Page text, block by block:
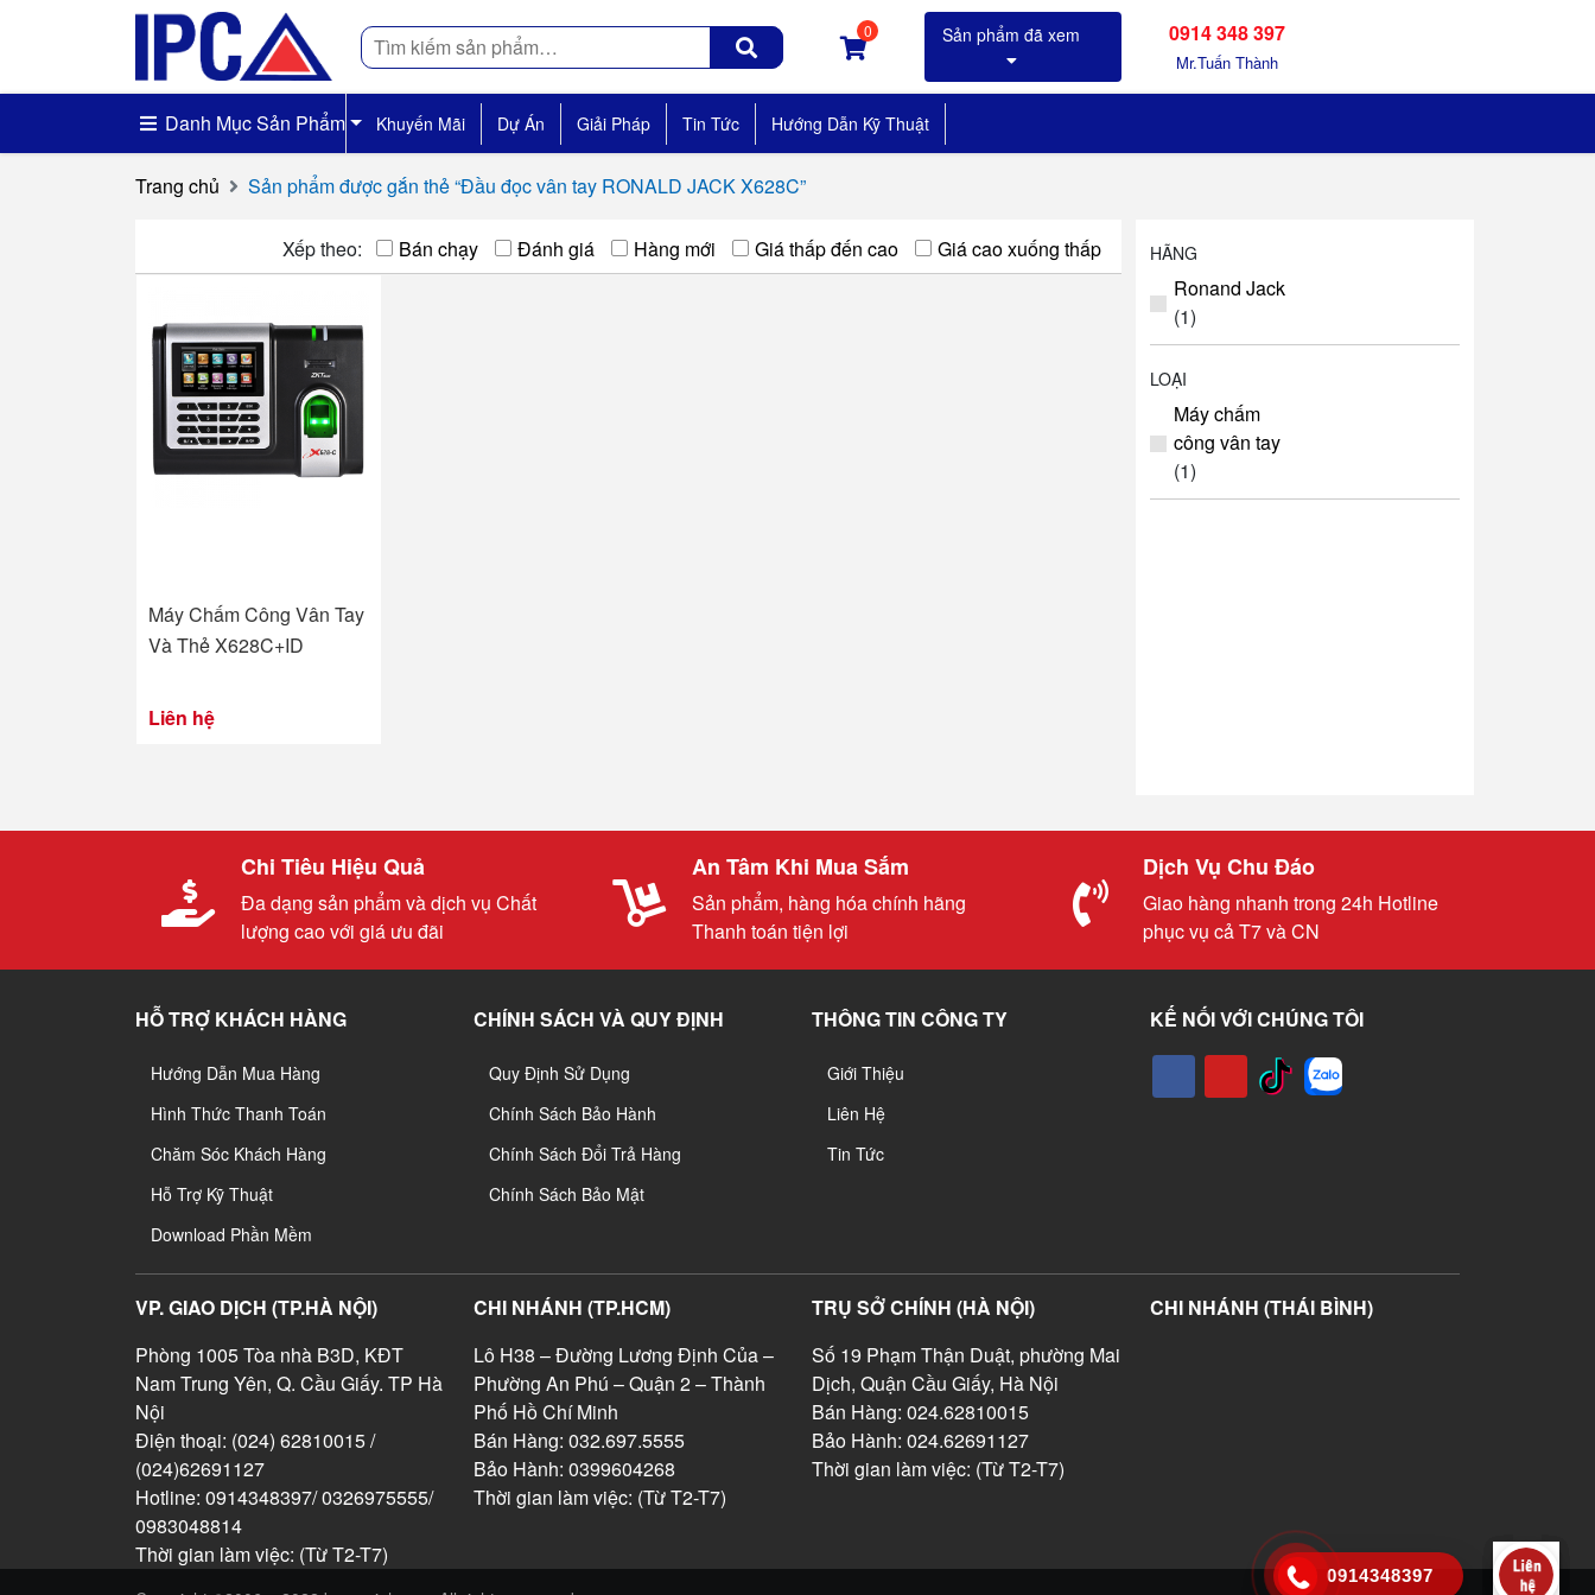
Tìm
kiếm
0 0914 348 397
Mr.Tuấn Thành
Danh Mục Sản Phẩm Khuyến Mãi Dự Án Giải Pháp Tin Tức Hướng Dẫn Kỹ Thuật
Trang chủ Sản phẩm được gắn thẻ “Đầu đọc vân tay RONALD JACK X628C”
Xếp theo: Bán chạy Đánh giá Hàng mới Giá thấp đến cao Giá cao xuống thấp
Máy Chấm Công Vân Tay
Và Thẻ X628C+ID
Liên hệ
HÃNG
Ronand Jack
(1)
LOẠI
Máy chấm
công vân tay
(1)
Chi Tiêu Hiệu Quả
Đa dạng sản phẩm và dịch vụ Chất
lượng cao với giá ưu đãi
An Tâm Khi Mua Sắm
Sản phẩm, hàng hóa chính hãng
Thanh toán tiện lợi
Dịch Vụ Chu Đáo
Giao hàng nhanh trong 24h Hotline
phục vụ cả T7 và CN
HỖ TRỢ KHÁCH HÀNG
Hướng Dẫn Mua Hàng
Hình Thức Thanh Toán
Chăm Sóc Khách Hàng
Hỗ Trợ Kỹ Thuật
Download Phần Mềm
CHÍNH SÁCH VÀ QUY ĐỊNH
Quy Định Sử Dụng
Chính Sách Bảo Hành
Chính Sách Đổi Trả Hàng
Chính Sách Bảo Mật
THÔNG TIN CÔNG TY
Giới Thiệu
Liên Hệ
Tin Tức
KẾ NỐI VỚI CHÚNG TÔI
VP. GIAO DỊCH (TP.HÀ NỘI)
Phòng 1005 Tòa nhà B3D, KĐT
Nam Trung Yên, Q. Cầu Giấy. TP Hà
Nội
Điện thoại: (024) 62810015 /
(024)62691127
Hotline: 0914348397/ 0326975555/
0983048814
Thời gian làm việc: (Từ T2-T7)
CHI NHÁNH (TP.HCM)
Lô H38 – Đường Lương Định Của –
Phường An Phú – Quận 2 – Thành
Phố Hồ Chí Minh
Bán Hàng: 032.697.5555
Bảo Hành: 0399604268
Thời gian làm việc: (Từ T2-T7)
TRỤ SỞ CHÍNH (HÀ NỘI)
Số 19 Phạm Thận Duật, phường Mai
Dịch, Quận Cầu Giấy, Hà Nội
Bán Hàng: 024.62810015
Bảo Hành: 024.62691127
Thời gian làm việc: (Từ T2-T7)
CHI NHÁNH (THÁI BÌNH)
0914348397